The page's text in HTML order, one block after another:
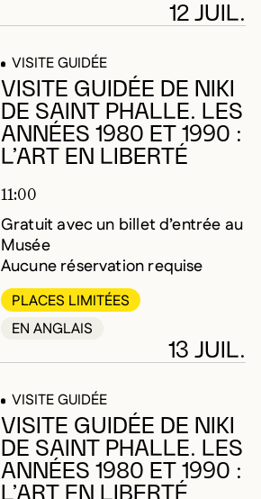
12 JUIL.
VISITE GUIDÉE
VISITE GUIDÉE DE NIKI
DE SAINT PHALLE. LES
ANNÉES 1980 ET 1990 :
L’ART EN LIBERTÉ
11:00
Gratuit avec un billet d’entrée au
Musée
Aucune réservation requise
PLACES LIMITÉES
EN ANGLAIS
13 JUIL.
VISITE GUIDÉE
VISITE GUIDÉE DE NIKI
DE SAINT PHALLE. LES
ANNÉES 1980 ET 1990 :
L’ART EN LIBERTÉ